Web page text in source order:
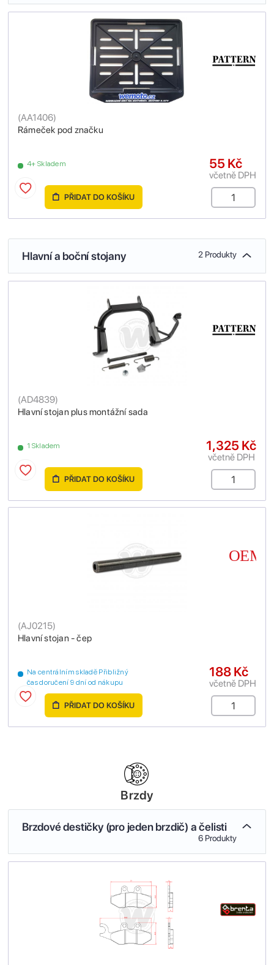
Rámeček pod značku
(AA1406)
4+ Skladem 55 Kč
včetně DPH
PŘIDAT DO KOŠÍKU
Hlavní a boční stojany 2 Produkty
Hlavní stojan plus montážní sada
(AD4839)
1 Skladem 1,325 Kč
včetně DPH
PŘIDAT DO KOŠÍKU
Hlavní stojan - čep
(AJ0215)
Na centrálním skladě Přibližný
čas doručení 9 dní od nákupu
188 Kč
včetně DPH
PŘIDAT DO KOŠÍKU
Brzdy
Brzdové destičky (pro jeden brzdič) a čelisti
6 Produkty